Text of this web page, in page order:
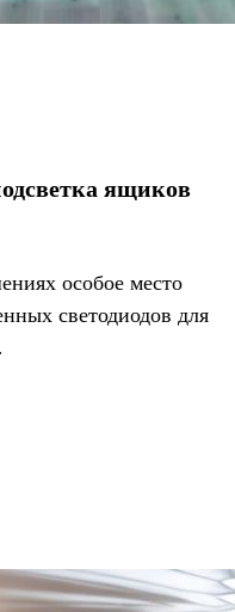
ящиков
особое место
светодиодов для